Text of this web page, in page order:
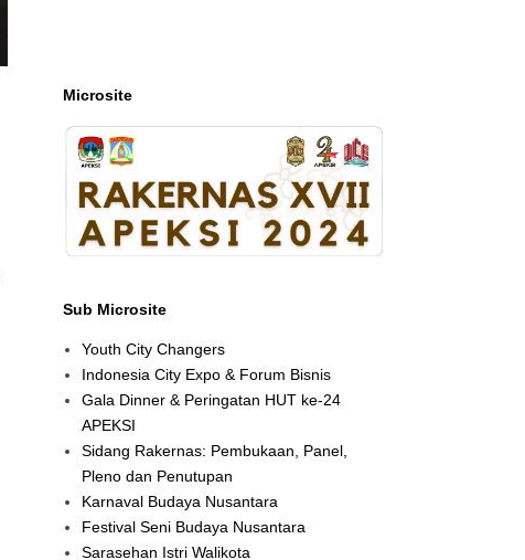
Microsite
Sub Microsite
Youth City Changers
Indonesia City Expo & Forum Bisnis
Gala Dinner & Peringatan HUT ke-24
APEKSI
Sidang Rakernas: Pembukaan, Panel,
Pleno dan Penutupan
Karnaval Budaya Nusantara
Festival Seni Budaya Nusantara
Sarasehan Istri Walikota